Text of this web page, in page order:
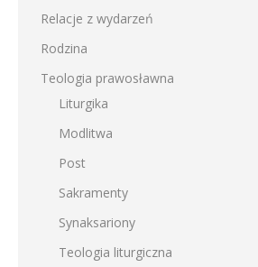
Relacje z wydarzeń
Rodzina
Teologia prawosławna
Liturgika
Modlitwa
Post
Sakramenty
Synaksariony
Teologia liturgiczna